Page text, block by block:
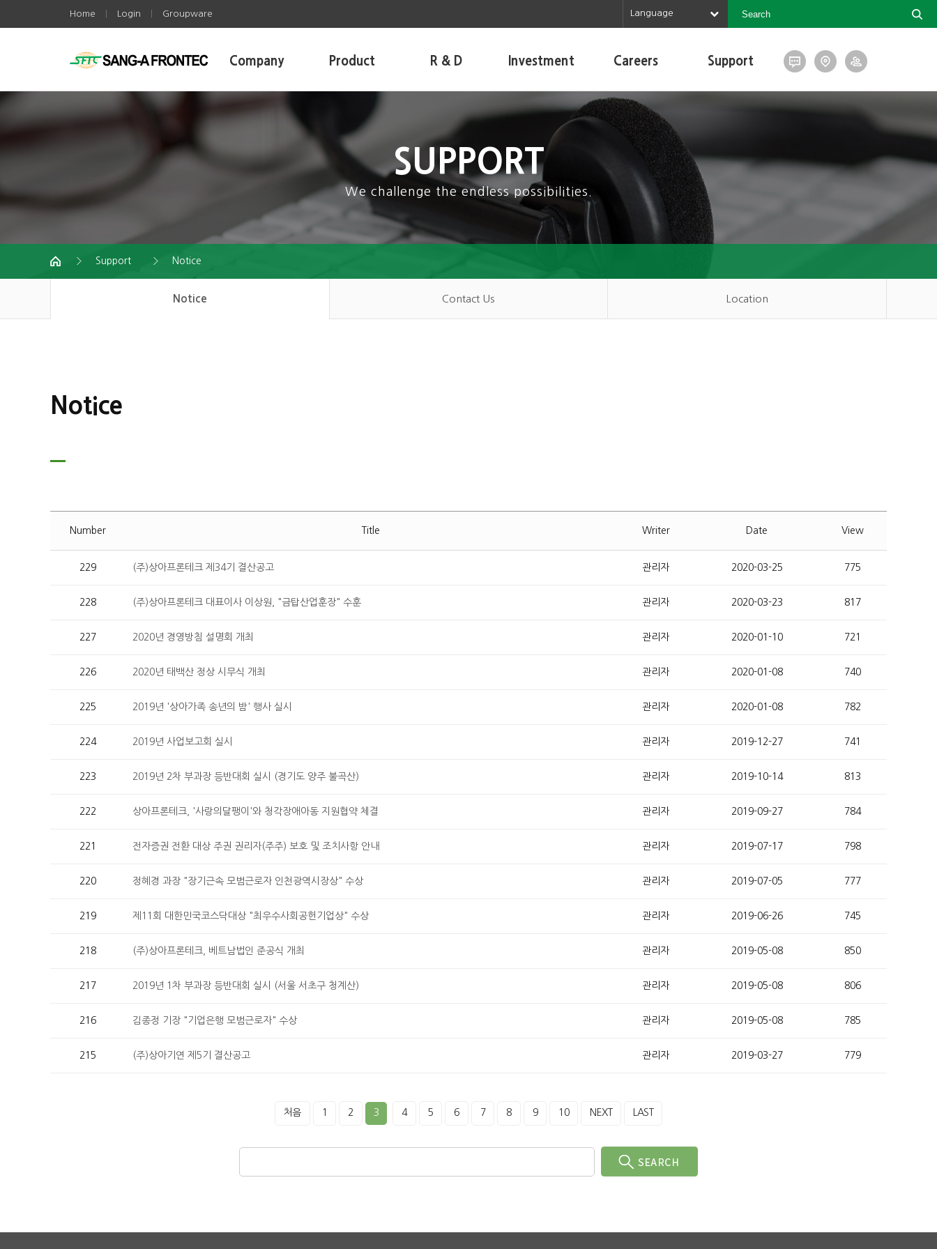
Home Login Groupware Language
Company Product R & D Investment Careers Support
SUPPORT
We challenge the endless possibilities.
Support Notice
Notice Contact Us Location
Notice
Number Title Writer Date View
229 (주)상아프론테크 제34기 결산공고 관리자 2020-03-25 775
228 (주)상아프론테크 대표이사 이상원, "금탑산업훈장" 수훈 관리자 2020-03-23 817
227 2020년 경영방침 설명회 개최 관리자 2020-01-10 721
226 2020년 태백산 정상 시무식 개최 관리자 2020-01-08 740
225 2019년 '상아가족 송년의 밤' 행사 실시 관리자 2020-01-08 782
224 2019년 사업보고회 실시 관리자 2019-12-27 741
223 2019년 2차 부과장 등반대회 실시 (경기도 양주 불곡산) 관리자 2019-10-14 813
222 상아프론테크, '사랑의달팽이'와 청각장애아동 지원협약 체결 관리자 2019-09-27 784
221 전자증권 전환 대상 주권 권리자(주주) 보호 및 조치사항 안내 관리자 2019-07-17 798
220 정혜경 과장 "장기근속 모범근로자 인천광역시장상" 수상 관리자 2019-07-05 777
219 제11회 대한민국코스닥대상 "최우수사회공헌기업상" 수상 관리자 2019-06-26 745
218 (주)상아프론테크, 베트남법인 준공식 개최 관리자 2019-05-08 850
217 2019년 1차 부과장 등반대회 실시 (서울 서초구 청계산) 관리자 2019-05-08 806
216 김종정 기장 "기업은행 모범근로자" 수상 관리자 2019-05-08 785
215 (주)상아기연 제5기 결산공고 관리자 2019-03-27 779
처음 1 2 3 4 5 6 7 8 9 10 NEXT LAST